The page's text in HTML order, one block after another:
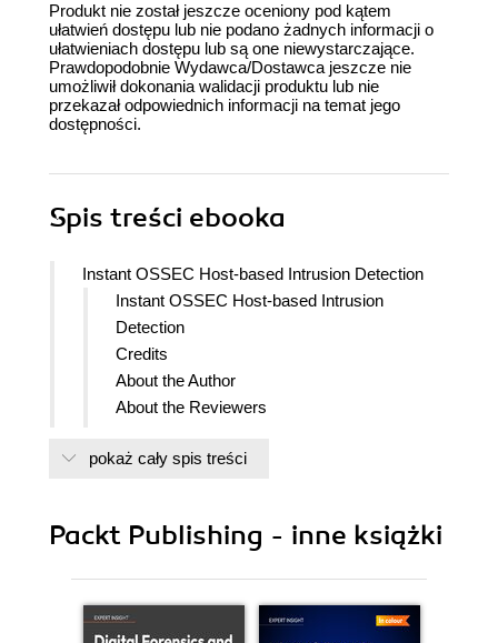
Produkt nie został jeszcze oceniony pod kątem
ułatwień dostępu lub nie podano żadnych informacji o
ułatwieniach dostępu lub są one niewystarczające.
Prawdopodobnie Wydawca/Dostawca jeszcze nie
umożliwił dokonania walidacji produktu lub nie
przekazał odpowiednich informacji na temat jego
dostępności.
Spis treści ebooka
Instant OSSEC Host-based Intrusion Detection
Instant OSSEC Host-based Intrusion
Detection
Credits
About the Author
About the Reviewers
Support files, eBooks, discount offers
Free Access for Packt account
What this book covers
pokaż cały spis treści
Packt Publishing - inne książki